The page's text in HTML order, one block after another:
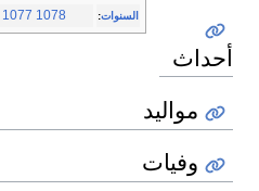
السنوات:
1077 1078
أحداث
مواليد
وفيات